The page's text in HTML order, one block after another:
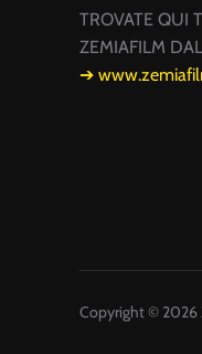
TROVATE QUI
ZEMIAFILM
➔
Copyright © 2026